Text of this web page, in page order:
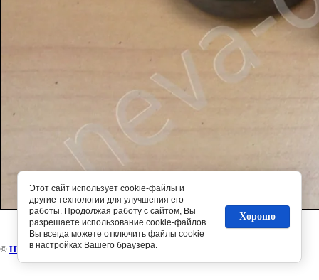
© НЕВА-диз
Этот сайт использует cookie-файлы и
другие технологии для улучшения его
работы. Продолжая работу с сайтом, Вы
разрешаете использование cookie-файлов.
Вы всегда можете отключить файлы cookie
в настройках Вашего браузера.
Хорошо